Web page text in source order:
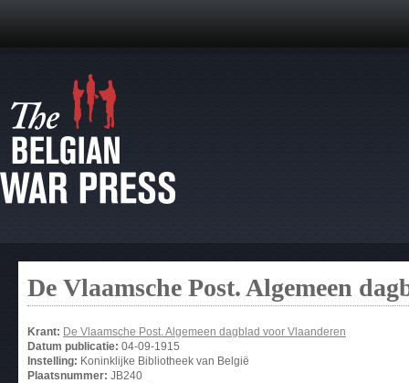
De Vlaamsche Post. Algemeen
Krant: De Vlaamsche Post. Algemeen dagblad voor Vlaanderen
Datum publicatie: 04-09-1915
Instelling: Koninklijke Bibliotheek van België
Plaatsnummer: JB240